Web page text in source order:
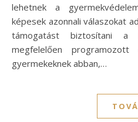
lehetnek a
képesek azonnali válaszokat
támogatást biztosítani a
megfelelően
gyermekeknek abban,…